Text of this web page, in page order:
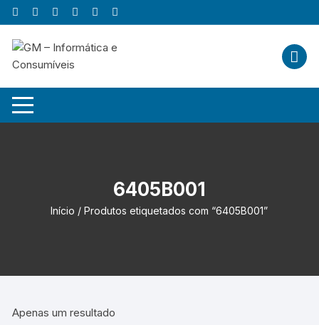
Skip
to
content
6405B001
Início / Produtos etiquetados com “6405B001”
Apenas um resultado